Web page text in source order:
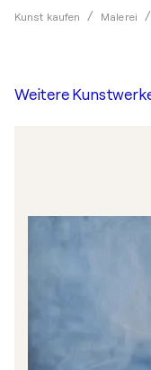
Kunst kaufen Malerei
Weitere